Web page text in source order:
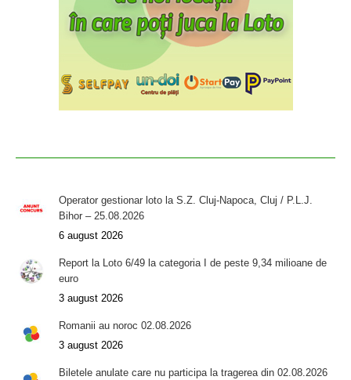
Operator gestionar loto la S.Z. Cluj-Napoca, Cluj / P.L.J.
Bihor – 25.08.2026
6 august 2026
Report la Loto 6/49 la categoria I de peste 9,34 milioane de
euro
3 august 2026
Romanii au noroc 02.08.2026
3 august 2026
Biletele anulate care nu participa la tragerea din 02.08.2026